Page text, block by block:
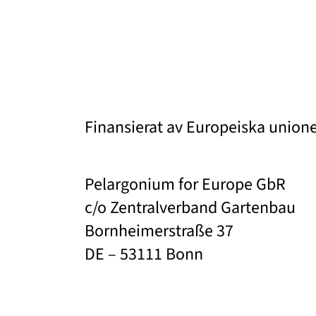
Finansierat av Europeiska
Pelargonium for Europe GbR
c/o Zentralverband Gartenbau
Bornheimerstraße 37
DE – 53111 Bonn